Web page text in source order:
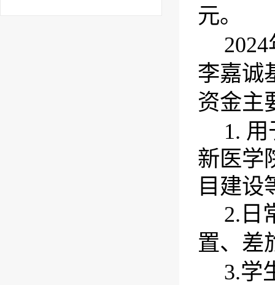
元。
2024
李嘉诚
资金主
1. 用
新医学
目建设
2. 日
置、差
3.学